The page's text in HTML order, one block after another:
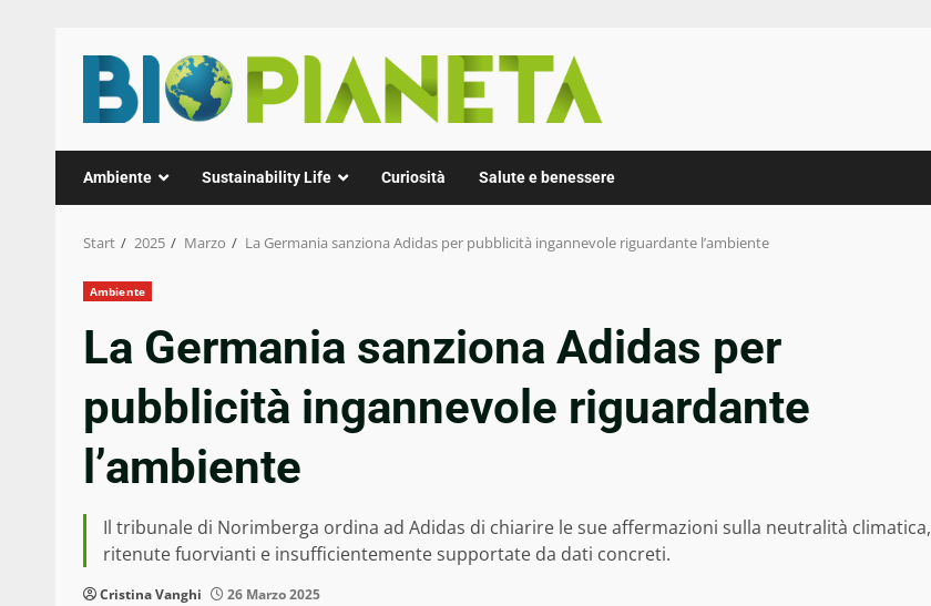
Inhalt
springen
Ambiente Sustainability Life Curiosità Salute e benessere
Start 2025 Marzo La Germania sanziona Adidas per pubblicità ingannevole riguardante l’ambiente
Ambiente
La Germania sanziona Adidas per
pubblicità ingannevole riguardante
l’ambiente
Il tribunale di Norimberga ordina ad Adidas di chiarire le sue affermazioni sulla neutralità climatica,
ritenute fuorvianti e insufficientemente supportate da dati concreti.
Cristina Vanghi 26 Marzo 2025